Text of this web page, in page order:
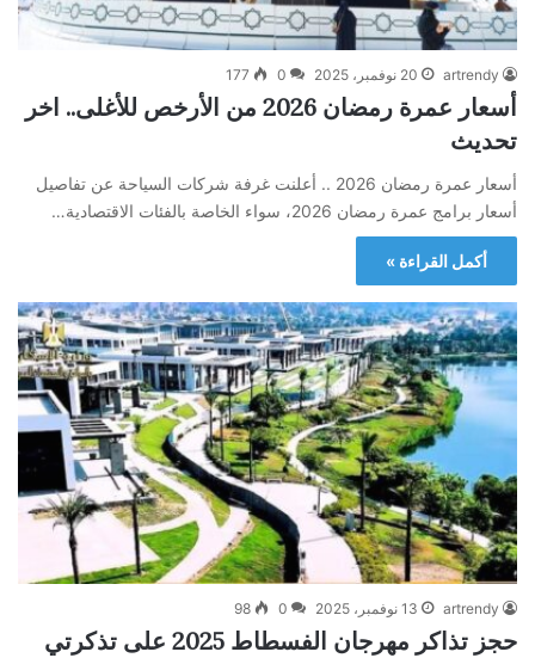
artrendy 20 نوفمبر، 2025 0
177
أسعار عمرة رمضان 2026 من الأرخص للأغلى.. اخر
تحديث
أسعار عمرة رمضان 2026 .. أعلنت غرفة شركات السياحة عن تفاصيل
أسعار برامج عمرة رمضان 2026، سواء الخاصة بالفئات الاقتصادية…
أكمل القراءة »
artrendy 13 نوفمبر، 2025 0
98
حجز تذاكر مهرجان الفسطاط 2025 على تذكرتي